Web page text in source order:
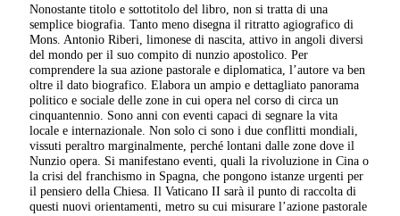
Nonostante titolo e sottotitolo del libro, non si tratta di una
semplice biografia. Tanto meno disegna il ritratto agiografico di
Mons. Antonio Riberi, limonese di nascita, attivo in angoli diversi
del mondo per il suo compito di nunzio apostolico. Per
comprendere la sua azione pastorale e diplomatica, l’autore va ben
oltre il dato biografico. Elabora un ampio e dettagliato panorama
politico e sociale delle zone in cui opera nel corso di circa un
cinquantennio. Sono anni con eventi capaci di segnare la vita
locale e internazionale. Non solo ci sono i due conflitti mondiali,
vissuti peraltro marginalmente, perché lontani dalle zone dove il
Nunzio opera. Si manifestano eventi, quali la rivoluzione in Cina o
la crisi del franchismo in Spagna, che pongono istanze urgenti per
il pensiero della Chiesa. Il Vaticano II sarà il punto di raccolta di
questi nuovi orientamenti, metro su cui misurare l’azione pastorale